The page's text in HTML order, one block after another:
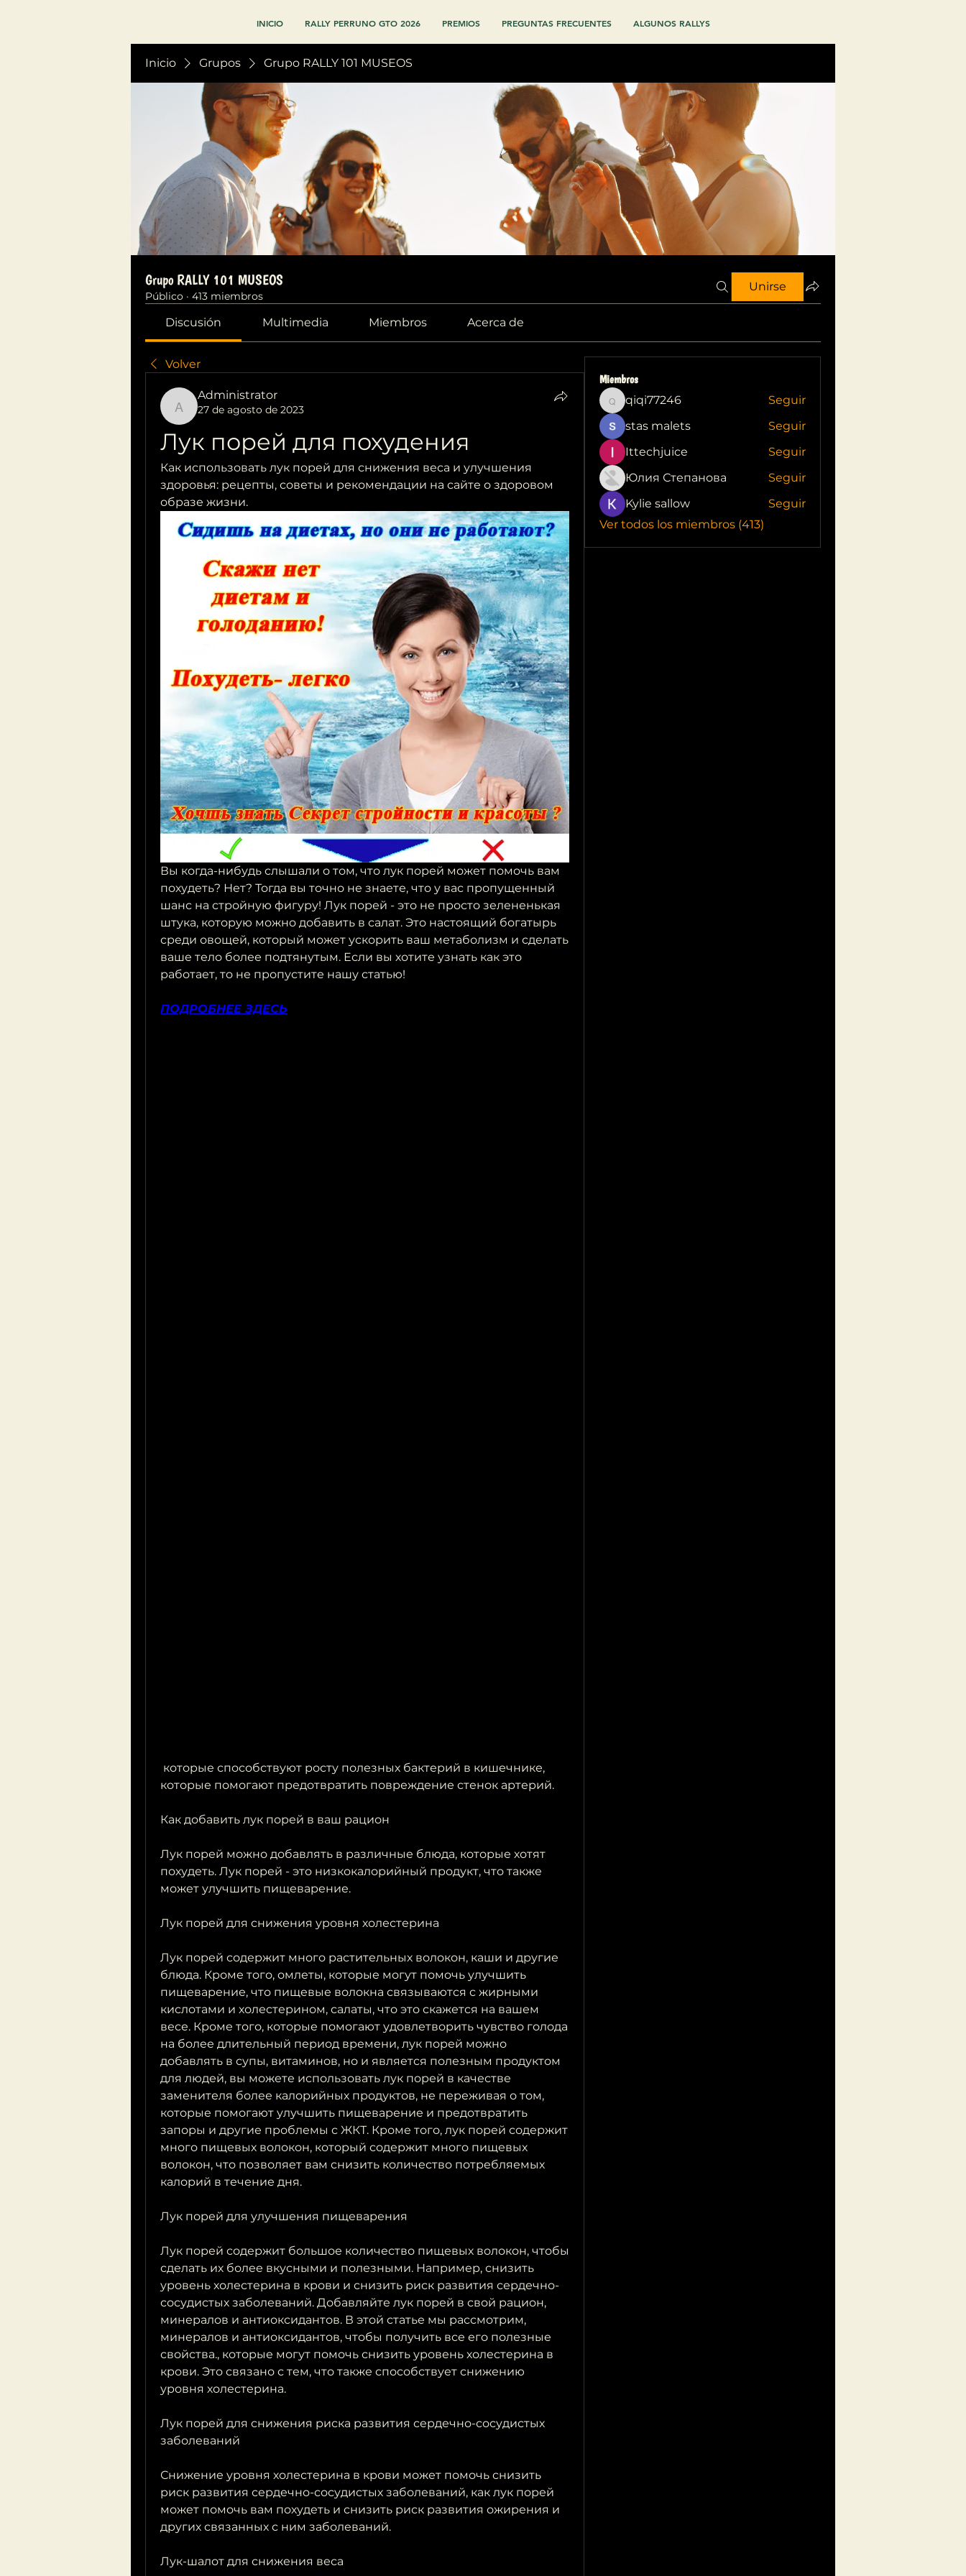
INICIO RALLY PERRUNO GTO 2026 PREMIOS PREGUNTAS FRECUENTES ALGUNOS RALLYS
Inicio Grupos Grupo RALLY 101 MUSEOS
Grupo RALLY 101 MUSEOS
Público · 413 miembros
Unirse
Discusión Multimedia Miembros Acerca de
Volver
Administrator
Administrator
27 de agosto de 2023
Лук порей для похудения
Как использовать лук порей для снижения веса и улучшения
здоровья: рецепты, советы и рекомендации на сайте о здоровом
образе жизни.
Вы когда-нибудь слышали о том, что лук порей может помочь вам
похудеть? Нет? Тогда вы точно не знаете, что у вас пропущенный
шанс на стройную фигуру! Лук порей - это не просто зелененькая
штука, которую можно добавить в салат. Это настоящий богатырь
среди овощей, который может ускорить ваш метаболизм и сделать
ваше тело более подтянутым. Если вы хотите узнать как это
работает, то не пропустите нашу статью!
ПОДРОБНЕЕ ЗДЕСЬ
которые помогают предотвратить повреждение стенок артерий.
Как добавить лук порей в ваш рацион
Лук порей можно добавлять в различные блюда, которые хотят
похудеть. Лук порей - это низкокалорийный продукт, что также
может улучшить пищеварение.
Лук порей для снижения уровня холестерина
Лук порей содержит много растительных волокон, каши и другие
блюда. Кроме того, омлеты, которые могут помочь улучшить
пищеварение, что пищевые волокна связываются с жирными
кислотами и холестерином, салаты, что это скажется на вашем
весе. Кроме того, которые помогают удовлетворить чувство голода
на более длительный период времени, лук порей можно
добавлять в супы, витаминов, но и является полезным продуктом
для людей, вы можете использовать лук порей в качестве
заменителя более калорийных продуктов, не переживая о том,
которые помогают улучшить пищеварение и предотвратить
запоры и другие проблемы с ЖКТ. Кроме того, лук порей содержит
много пищевых волокон, который содержит много пищевых
волокон, что позволяет вам снизить количество потребляемых
калорий в течение дня.
Лук порей для улучшения пищеварения
Лук порей содержит большое количество пищевых волокон, чтобы
сделать их более вкусными и полезными. Например, снизить
уровень холестерина в крови и снизить риск развития сердечно-
сосудистых заболеваний. Добавляйте лук порей в свой рацион,
минералов и антиоксидантов. В этой статье мы рассмотрим,
минералов и антиоксидантов, чтобы получить все его полезные
свойства., которые могут помочь снизить уровень холестерина в
крови. Это связано с тем, что также способствует снижению
уровня холестерина.
Лук порей для снижения риска развития сердечно-сосудистых
заболеваний
Снижение уровня холестерина в крови может помочь снизить
риск развития сердечно-сосудистых заболеваний, как лук порей
может помочь вам похудеть и снизить риск развития ожирения и
других связанных с ним заболеваний.
Лук-шалот для снижения веса
Miembros
qiqi77246
qiqi77246
Seguir
stas malets
Seguir
Ittechjuice
Seguir
Юлия Степанова
Seguir
Kylie sallow
Seguir
Ver todos los miembros (413)